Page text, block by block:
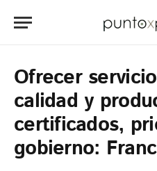
Ofrecer
calidad y
certificados,
gobierno: